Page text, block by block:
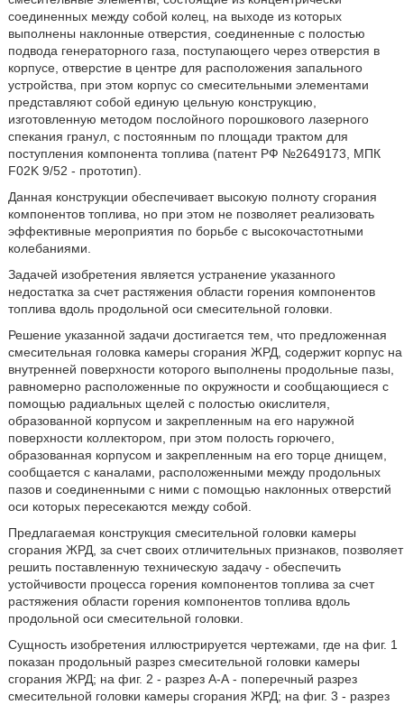
соединенных между собой колец, на выходе из которых
выполнены наклонные отверстия, соединенные с полостью
подвода генераторного газа, поступающего через отверстия в
корпусе, отверстие в центре для расположения запального
устройства, при этом корпус со смесительными элементами
представляют собой единую цельную конструкцию,
изготовленную методом послойного порошкового лазерного
спекания гранул, с постоянным по площади трактом для
поступления компонента топлива (патент РФ №2649173, МПК
F02K 9/52 - прототип).
Данная конструкции обеспечивает высокую полноту сгорания
компонентов топлива, но при этом не позволяет реализовать
эффективные мероприятия по борьбе с высокочастотными
колебаниями.
Задачей изобретения является устранение указанного
недостатка за счет растяжения области горения компонентов
топлива вдоль продольной оси смесительной головки.
Решение указанной задачи достигается тем, что предложенная
смесительная головка камеры сгорания ЖРД, содержит корпус на
внутренней поверхности которого выполнены продольные пазы,
равномерно расположенные по окружности и сообщающиеся с
помощью радиальных щелей с полостью окислителя,
образованной корпусом и закрепленным на его наружной
поверхности коллектором, при этом полость горючего,
образованная корпусом и закрепленным на его торце днищем,
сообщается с каналами, расположенными между продольных
пазов и соединенными с ними с помощью наклонных отверстий
оси которых пересекаются между собой.
Предлагаемая конструкция смесительной головки камеры
сгорания ЖРД, за счет своих отличительных признаков, позволяет
решить поставленную техническую задачу - обеспечить
устойчивости процесса горения компонентов топлива за счет
растяжения области горения компонентов топлива вдоль
продольной оси смесительной головки.
Сущность изобретения иллюстрируется чертежами, где на фиг. 1
показан продольный разрез смесительной головки камеры
сгорания ЖРД; на фиг. 2 - разрез А-А - поперечный разрез
смесительной головки камеры сгорания ЖРД; на фиг. 3 - разрез